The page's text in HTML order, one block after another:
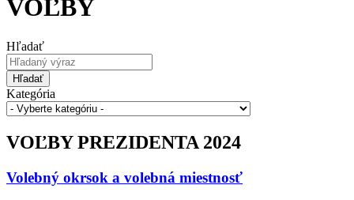
VOĽBY
Hľadať
Hľadať
Kategória
VOĽBY PREZIDENTA 2024
Volebný okrsok a volebná miestnosť